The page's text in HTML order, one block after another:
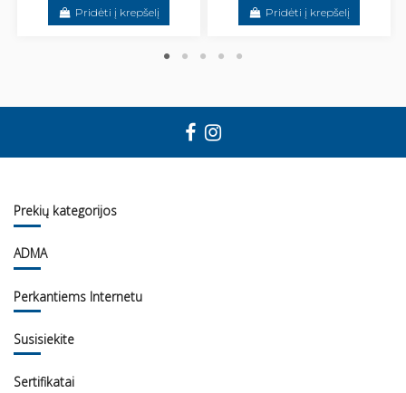
Pridėti į krepšelį Pridėti į krepšelį
Prekių kategorijos
ADMA
Perkantiems Internetu
Susisiekite
Sertifikatai